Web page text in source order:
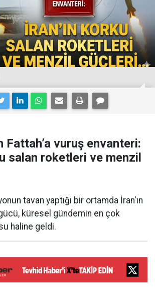
Fattah’a vuruş envanteri:
salan roketleri ve menzil
tavan yaptığı bir ortamda İran'ın
küresel gündemin en çok
haline geldi.